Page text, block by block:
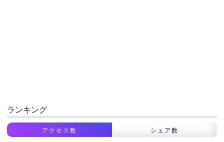
ランキング
アクセス数 シェア数